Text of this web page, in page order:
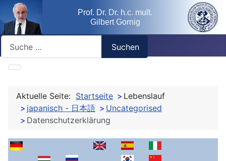
Prof. Dr. Dr. h.c. mult.
Gilbert Gornig
Suchen
Aktuelle Seite: Startseite
Lebenslauf
japanisch - 日本語
Uncategorised
Datenschutzerklärung
deutschbayrisch -- boarisch
französisch - français
englisch - english
spanisch - español
italienisch -
rumänisch - românesc
ungarisch - magyar
russisch - pусскаяarabisch - السيرة الذاتية العربية
koreanisch - 한국어 이
chinesisch - 中